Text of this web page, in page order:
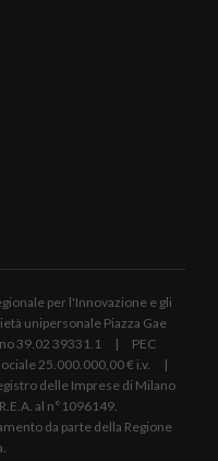
per l'Innovazione e gli
unipersonale Piazza Gae
39.02 39331.1 | PEC
25.000.000,00 € i.v. |
delle Imprese di Milano
al n°1096149.
da parte della Regione